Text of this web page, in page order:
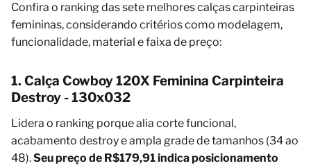
Confira o ranking das sete melhores calças carpinteiras
femininas, considerando critérios como modelagem,
funcionalidade, material e faixa de preço:
1. Calça Cowboy 120X Feminina Carpinteira
Destroy - 130x032
Lidera o ranking porque alia corte funcional,
acabamento destroy e ampla grade de tamanhos (34 ao
48).Seu preço de R$179,91 indica posicionamento